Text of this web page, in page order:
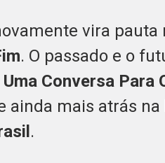
vira pauta
. O passado e o
Uma Conversa Para
ainda mais atrás
.